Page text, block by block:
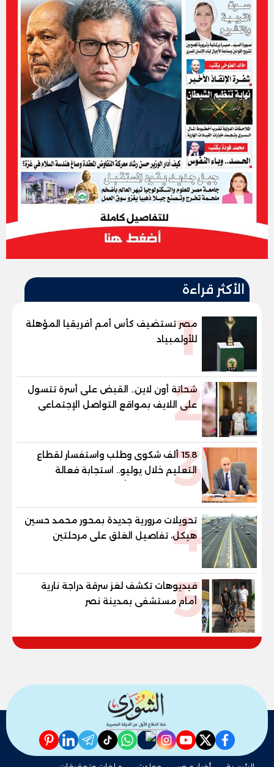
الأكثر قراءة
1
مصر تستضيف كأس أمم أفريقيا المؤهلة
للأولمبياد
2
شحاتة أون لاين.. القبض على أسرة تتسول
على اللايف بمواقع التواصل الإجتماعى
315.8 ألف شكوى وطلب واستفسار لقطاع
التعليم خلال يوليو.. استجابة فعالة
لشكاوى الطلاب وأولياء الأمور
4
تحويلات مرورية جديدة بمحور محمد حسين
هيكل، تفاصيل الغلق على مرحلتين
5
فيديوهات تكشف لغز سرقة دراجة نارية
أمام مستشفى بمدينة نصر
facebook
twitter
youtube
instagram
nabd
whatsapp
tiktok
telegram
linkedin
pinterest